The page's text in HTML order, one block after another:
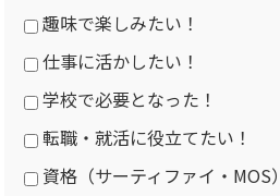
趣味で楽しみたい！
仕事に活かしたい！
学校で必要となった！
転職・就活に役立てたい！
資格（サーティファイ・MOS